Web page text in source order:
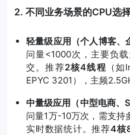
2. 不同业务场景的CPU选
轻量级应用（个人博客、
问量<1000次，主要负
交。推荐2核4线程 （
EPYC 3201），主频
中量级应用（中型电商、
问量1万-10万次，需支持
实时数据统计。推荐4核